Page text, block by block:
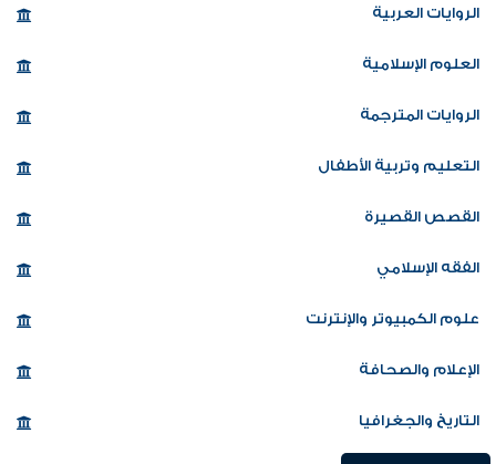
الروايات العربية
العلوم الإسلامية
الروايات المترجمة
التعليم وتربية الأطفال
القصص القصيرة
الفقه الإسلامي
علوم الكمبيوتر والإنترنت
الإعلام والصحافة
التاريخ والجغرافيا